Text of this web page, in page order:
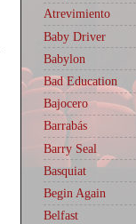
Atrevimiento
Baby Driver
Babylon
Bad Education
Bajocero
Barrabás
Barry Seal
Basquiat
Begin Again
Belfast